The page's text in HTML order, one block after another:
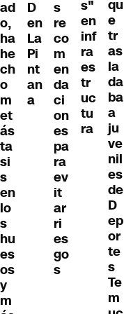
ad
o,
ha
he
ch
o
m
et
ás
ta
si
s
en
lo
s
hu
es
os
y
m
D
en
La
Pi
nt
an
a
s
re
co
m
en
da
ci
on
es
pa
ra
ev
it
ar
ri
es
go
s
s"
en
inf
ra
es
tr
uc
tu
ra
qu
e
tr
as
la
da
ba
a
ju
ve
nil
es
de
D
ep
or
te
s
Te
m